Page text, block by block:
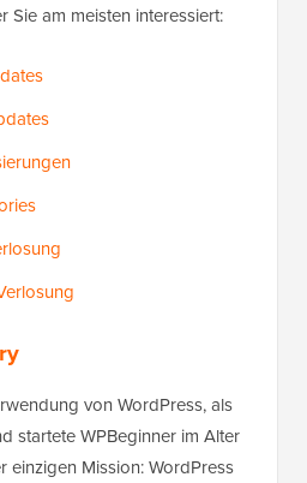
Sie am meisten interessiert:
von WordPress, als
startete WPBeginner im Alter
einzigen Mission: WordPress